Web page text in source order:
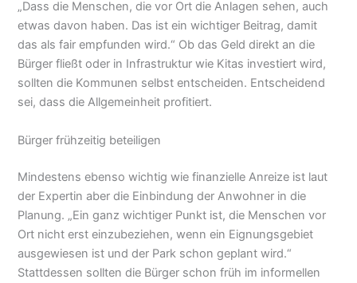
„Dass die Menschen, die vor Ort die Anlagen sehen, auch
etwas davon haben. Das ist ein wichtiger Beitrag, damit
das als fair empfunden wird.“ Ob das Geld direkt an die
Bürger fließt oder in Infrastruktur wie Kitas investiert wird,
sollten die Kommunen selbst entscheiden. Entscheidend
sei, dass die Allgemeinheit profitiert.
Bürger frühzeitig beteiligen
Mindestens ebenso wichtig wie finanzielle Anreize ist laut
der Expertin aber die Einbindung der Anwohner in die
Planung. „Ein ganz wichtiger Punkt ist, die Menschen vor
Ort nicht erst einzubeziehen, wenn ein Eignungsgebiet
ausgewiesen ist und der Park schon geplant wird.“
Stattdessen sollten die Bürger schon früh im informellen